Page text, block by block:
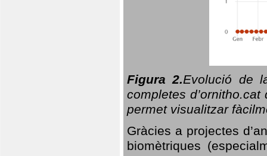
Figura 2.Evolució de
completes
permet visualitzar
Gràcies a projectes
biomètriques